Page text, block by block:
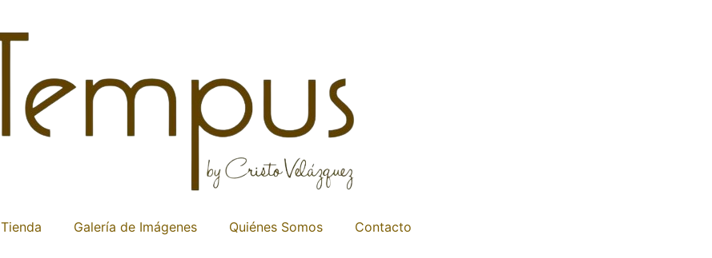
Tienda Galería de Imágenes Quiénes Somos Contacto